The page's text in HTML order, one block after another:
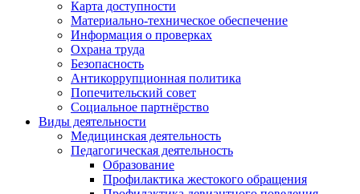
Карта доступности
Материально-техническое обеспечение
Информация о проверках
Охрана труда
Безопасность
Антикоррупционная политика
Попечительский совет
Социальное партнёрство
Виды деятельности
Медицинская деятельность
Педагогическая деятельность
Образование
Профилактика жестокого обращения